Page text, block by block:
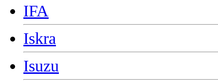
IFA
Iskra
Isuzu